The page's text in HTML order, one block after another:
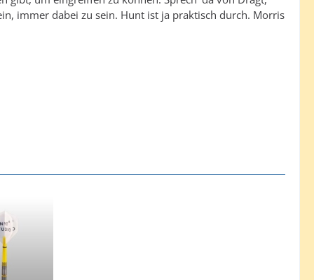
immer dabei zu sein. Hunt ist ja praktisch durch. Morris